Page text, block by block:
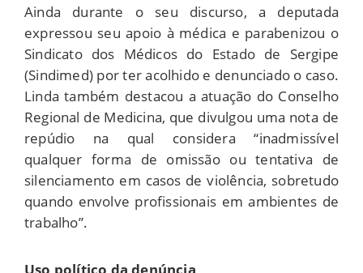
Ainda durante o seu discurso, a deputada
expressou seu apoio à médica e parabenizou o
Sindicato dos Médicos do Estado de Sergipe
(Sindimed) por ter acolhido e denunciado o caso.
Linda também destacou a atuação do Conselho
Regional de Medicina, que divulgou uma nota de
repúdio na qual considera “inadmissível
qualquer forma de omissão ou tentativa de
silenciamento em casos de violência, sobretudo
quando envolve profissionais em ambientes de
trabalho”.